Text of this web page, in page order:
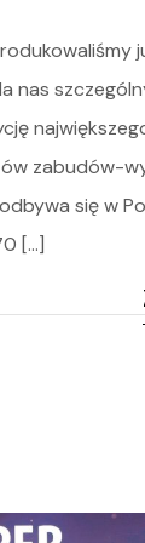
nas
zabudów-
się w
[…]